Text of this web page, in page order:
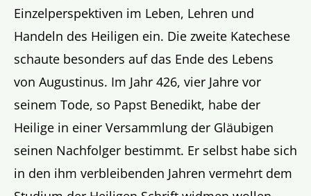
Einzelperspektiven im Leben, Lehren und
Handeln des Heiligen ein. Die zweite Katechese
schaute besonders auf das Ende des Lebens
von Augustinus. Im Jahr 426, vier Jahre vor
seinem Tode, so Papst Benedikt, habe der
Heilige in einer Versammlung der Gläubigen
seinen Nachfolger bestimmt. Er selbst habe sich
in den ihm verbleibenden Jahren vermehrt dem